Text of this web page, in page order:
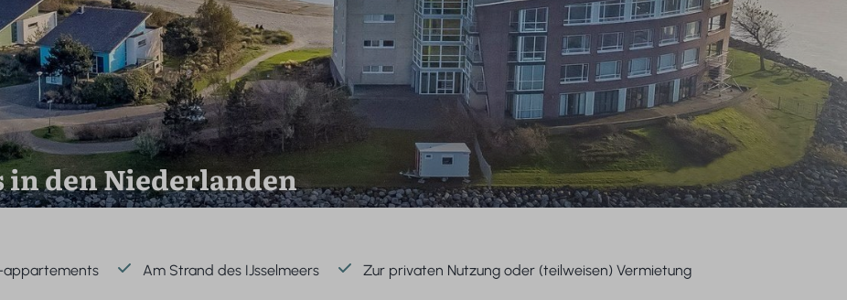
in den Niederlanden
appartements Am Strand des IJsselmeers Zur privaten Nutzung oder (teilweisen) Vermietung